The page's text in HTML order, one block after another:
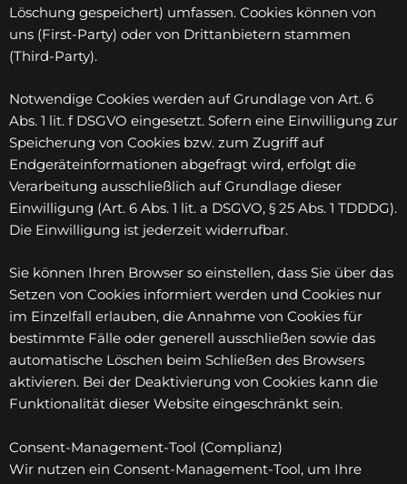
Löschung gespeichert) umfassen. Cookies können von
uns (First-Party) oder von Drittanbietern stammen
(Third-Party).
Notwendige Cookies werden auf Grundlage von Art. 6
Abs. 1 lit. f DSGVO eingesetzt. Sofern eine Einwilligung zur
Speicherung von Cookies bzw. zum Zugriff auf
Endgeräteinformationen abgefragt wird, erfolgt die
Verarbeitung ausschließlich auf Grundlage dieser
Einwilligung (Art. 6 Abs. 1 lit. a DSGVO, § 25 Abs. 1 TDDDG).
Die Einwilligung ist jederzeit widerrufbar.
Sie können Ihren Browser so einstellen, dass Sie über das
Setzen von Cookies informiert werden und Cookies nur
im Einzelfall erlauben, die Annahme von Cookies für
bestimmte Fälle oder generell ausschließen sowie das
automatische Löschen beim Schließen des Browsers
aktivieren. Bei der Deaktivierung von Cookies kann die
Funktionalität dieser Website eingeschränkt sein.
Consent-Management-Tool (Complianz)
Wir nutzen ein Consent-Management-Tool, um Ihre